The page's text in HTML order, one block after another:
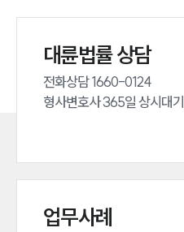
대륜법률 상담
전화상담 1660-0124
형사변호사 365일 상시대기
업무사례